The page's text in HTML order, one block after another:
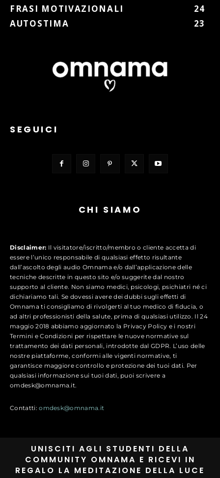
FRASI MOTIVAZIONALI
24
AUTOSTIMA
23
SEGUICI
CHI SIAMO
Disclaimer: Il visitatore/iscritto/membro o cliente accetta di
essere l’unico responsabile di qualsiasi effetto risultante
dall’ascolto degli audio Omnama e/o dall’applicazione delle
tecniche descritte in questo sito e/o suggerite dal nostro
supporto al cliente. Non siamo medici, psicologi, psichiatri né ci
dichiariamo tali. Se dovessi avere dei dubbi sugli effetti di
Omnama ti consigliamo di rivolgerti al tuo medico di fiducia, o
ad altri professionisti della salute, prima di qualsiasi utilizzo. Il 24
maggio 2018 abbiamo aggiornato la Privacy Policy e i nostri
Termini e Condizioni per rispettare le nuove normative sul
trattamento dei dati personali, introdotte dal GDPR. L’uso delle
nostre piattaforme, conformi alle vigenti normative, ti
garantisce maggiore controllo e protezione dei tuoi dati. Per
qualsiasi informazione sui tuoi dati, puoi scrivere a
omdesk@omnama.it.
Contatti:omdesk@omnama.it
UNISCITI AGLI STUDENTI DELLA
COMMUNITY OMNAMA E RICEVI IN
REGALO LA MEDITAZIONE DELLA LUCE